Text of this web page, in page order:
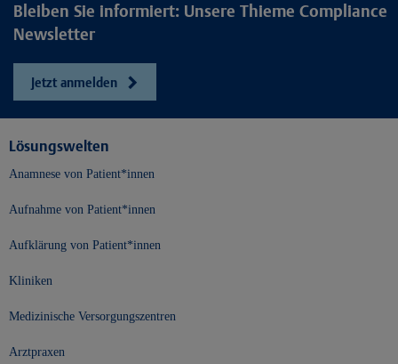
Bleiben Sie informiert: Unsere Thieme Compliance
Newsletter
Jetzt anmelden
Lösungswelten
Anamnese von Patient*innen
Aufnahme von Patient*innen
Aufklärung von Patient*innen
Kliniken
Medizinische Versorgungszentren
Arztpraxen